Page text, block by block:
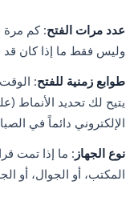
عدد مرات الفتح: كم مرة
وليس فقط ما إذا كان قد
طوابع زمنية للفتح:
يتيح لك تحديد الأنماط
الإلكتروني دائماً في
نوع الجهاز : ما إذا تمت
المكتب، أو الجوال، أو